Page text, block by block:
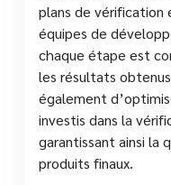
plans de vérification
équipes de
chaque étape est
les résultats
également
investis dans la
garantissant ainsi la
produits finaux.